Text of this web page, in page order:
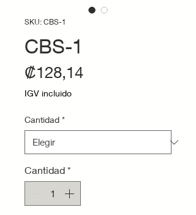
SKU: CBS-1
CBS-1
₡128,14Precio
IGV incluido
Cantidad *
Cantidad *